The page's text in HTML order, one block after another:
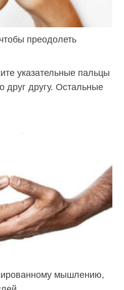
преодолеть
указательные пальцы
друг другу. Остальные
мышлению,